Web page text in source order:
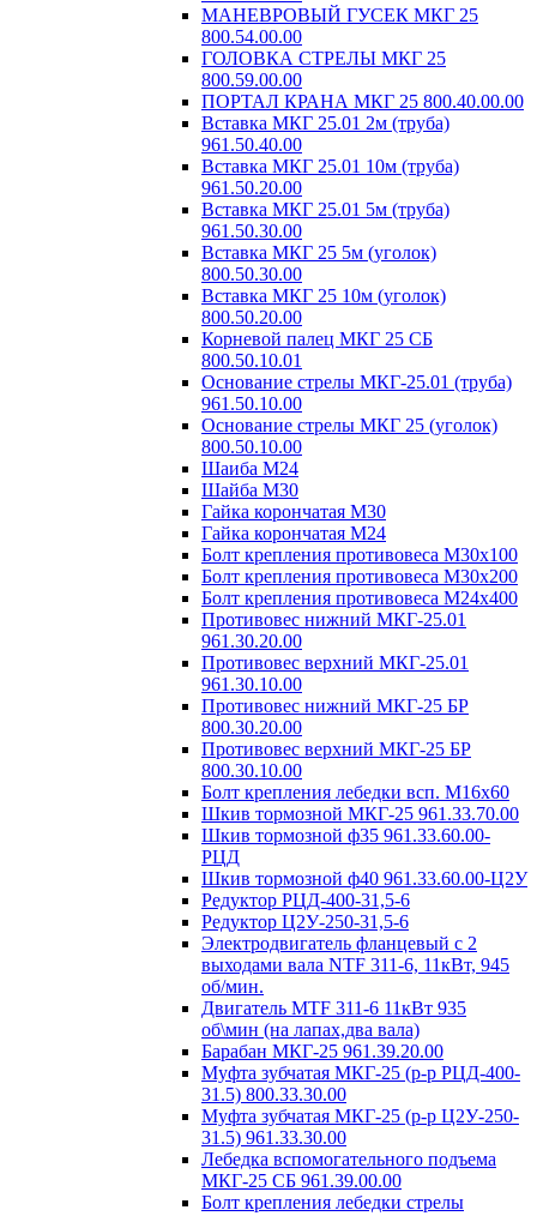
МАНЕВРОВЫЙ ГУСЕК МКГ 25
800.54.00.00
ГОЛОВКА СТРЕЛЫ МКГ 25
800.59.00.00
ПОРТАЛ КРАНА МКГ 25 800.40.00.00
Вставка МКГ 25.01 2м (труба)
961.50.40.00
Вставка МКГ 25.01 10м (труба)
961.50.20.00
Вставка МКГ 25.01 5м (труба)
961.50.30.00
Вставка МКГ 25 5м (уголок)
800.50.30.00
Вставка МКГ 25 10м (уголок)
800.50.20.00
Корневой палец МКГ 25 СБ
800.50.10.01
Основание стрелы МКГ-25.01 (труба)
961.50.10.00
Основание стрелы МКГ 25 (уголок)
800.50.10.00
Шаиба М24
Шайба М30
Гайка корончатая М30
Гайка корончатая М24
Болт крепления противовеса М30х100
Болт крепления противовеса М30х200
Болт крепления противовеса М24х400
Противовес нижний МКГ-25.01
961.30.20.00
Противовес верхний МКГ-25.01
961.30.10.00
Противовес нижний МКГ-25 БР
800.30.20.00
Противовес верхний МКГ-25 БР
800.30.10.00
Болт крепления лебедки всп. М16х60
Шкив тормозной МКГ-25 961.33.70.00
Шкив тормозной ф35 961.33.60.00-
РЦД
Шкив тормозной ф40 961.33.60.00-Ц2У
Редуктор РЦД-400-31,5-6
Редуктор Ц2У-250-31,5-6
Электродвигатель фланцевый с 2
выходами вала NTF 311-6, 11кВт, 945
об/мин.
Двигатель MTF 311-6 11кВт 935
об\мин (на лапах,два вала)
Барабан МКГ-25 961.39.20.00
Муфта зубчатая МКГ-25 (р-р РЦД-400-
31.5) 800.33.30.00
Муфта зубчатая МКГ-25 (р-р Ц2У-250-
31.5) 961.33.30.00
Лебедка вспомогательного подъема
МКГ-25 СБ 961.39.00.00
Болт крепления лебедки стрелы